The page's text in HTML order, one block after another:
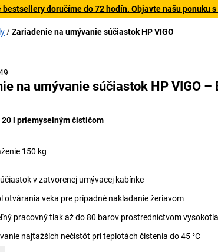
doručíme do 72 hodín. Objavte našu ponuku
Zariadenie na umývanie súčiastok HP VIGO
na umývanie súčiastok HP VIGO –
20 l priemyselným čističom
150 kg
v zatvorenej umývacej kabínke
otvárania veka pre prípadné nakladanie žeriavom
pracovný tlak až do 80 barov prostredníctvom
najťažších nečistôt pri teplotách čistenia do 45 °C